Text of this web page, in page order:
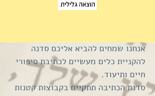
אנחנו שמחים להביא אליכם סדנה
להקניית כלים מעשיים לכתיבת סיפורי
חיים ותיעוד.
סדנת הכתיבה תתקיים בקבוצות קטנות